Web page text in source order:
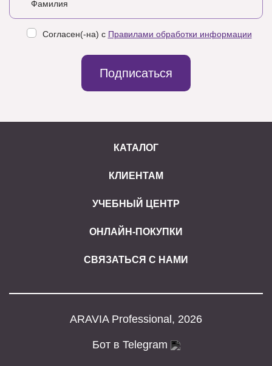
Согласен(-на) с Правилами обработки информации
Подписаться
КАТАЛОГ
КЛИЕНТАМ
УЧЕБНЫЙ ЦЕНТР
ОНЛАЙН-ПОКУПКИ
СВЯЗАТЬСЯ С НАМИ
ARAVIA Professional, 2026
Бот в Telegram